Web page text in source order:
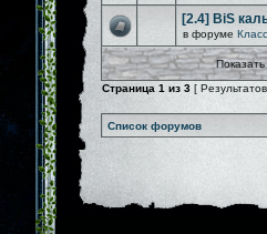
[2.4] BiS
в форуме
Страница 1 из 3 [
Список форумов